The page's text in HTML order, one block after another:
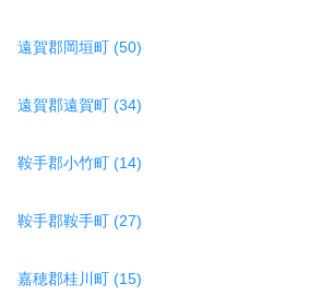
遠賀郡岡垣町 (50)
遠賀郡遠賀町 (34)
鞍手郡小竹町 (14)
鞍手郡鞍手町 (27)
嘉穂郡桂川町 (15)